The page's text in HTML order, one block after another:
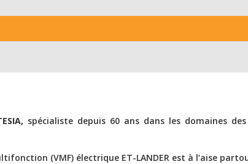
spécialiste depuis 60 ans dans les domaines
(VMF) électrique ET-LANDER est à l’aise